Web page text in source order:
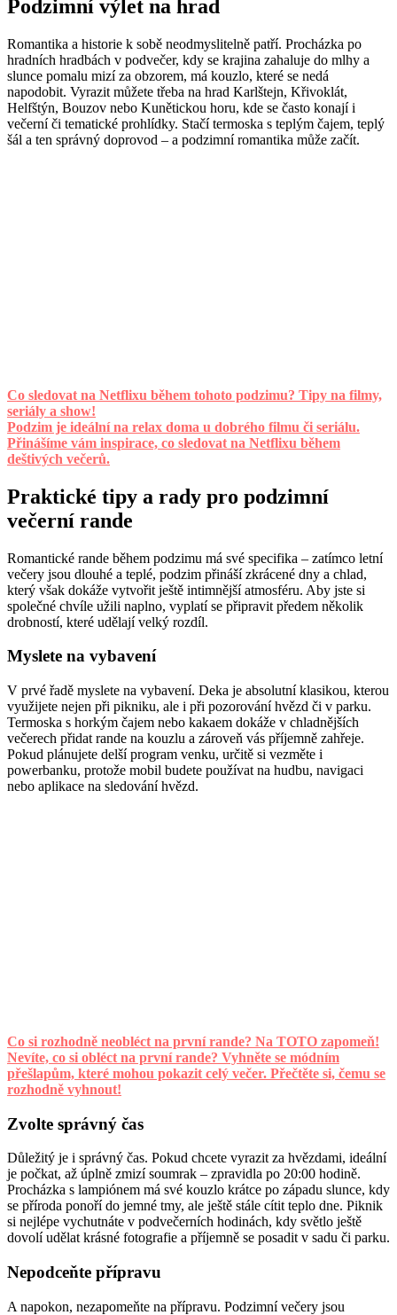
Podzimní výlet na hrad
Romantika a historie k sobě neodmyslitelně patří. Procházka po
hradních hradbách v podvečer, kdy se krajina zahaluje do mlhy a
slunce pomalu mizí za obzorem, má kouzlo, které se nedá
napodobit. Vyrazit můžete třeba na hrad Karlštejn, Křivoklát,
Helfštýn, Bouzov nebo Kunětickou horu, kde se často konají i
večerní či tematické prohlídky. Stačí termoska s teplým čajem, teplý
šál a ten správný doprovod – a podzimní romantika může začít.
Co sledovat na Netflixu během tohoto podzimu? Tipy na filmy,
seriály a show!
Podzim je ideální na relax doma u dobrého filmu či seriálu.
Přinášíme vám inspirace, co sledovat na Netflixu během
deštivých večerů.
Praktické tipy a rady pro podzimní
večerní rande
Romantické rande během podzimu má své specifika – zatímco letní
večery jsou dlouhé a teplé, podzim přináší zkrácené dny a chlad,
který však dokáže vytvořit ještě intimnější atmosféru. Aby jste si
společné chvíle užili naplno, vyplatí se připravit předem několik
drobností, které udělají velký rozdíl.
Myslete na vybavení
V prvé řadě myslete na vybavení. Deka je absolutní klasikou, kterou
využijete nejen při pikniku, ale i při pozorování hvězd či v parku.
Termoska s horkým čajem nebo kakaem dokáže v chladnějších
večerech přidat rande na kouzlu a zároveň vás příjemně zahřeje.
Pokud plánujete delší program venku, určitě si vezměte i
powerbanku, protože mobil budete používat na hudbu, navigaci
nebo aplikace na sledování hvězd.
Co si rozhodně neobléct na první rande? Na TOTO zapomeň!
Nevíte, co si obléct na první rande? Vyhněte se módním
přešlapům, které mohou pokazit celý večer. Přečtěte si, čemu se
rozhodně vyhnout!
Zvolte správný čas
Důležitý je i správný čas. Pokud chcete vyrazit za hvězdami, ideální
je počkat, až úplně zmizí soumrak – zpravidla po 20:00 hodině.
Procházka s lampiónem má své kouzlo krátce po západu slunce, kdy
se příroda ponoří do jemné tmy, ale ještě stále cítit teplo dne. Piknik
si nejlépe vychutnáte v podvečerních hodinách, kdy světlo ještě
dovolí udělat krásné fotografie a příjemně se posadit v sadu či parku.
Nepodceňte přípravu
A napokon, nezapomeňte na přípravu. Podzimní večery jsou